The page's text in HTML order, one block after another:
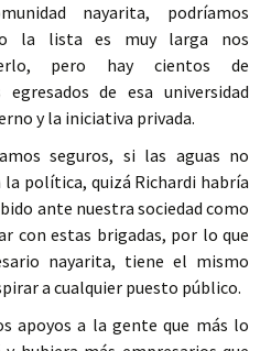
nayarita, podríamos
la lista es muy larga nos
pero hay cientos de
de esa universidad
y la iniciativa privada.
seguros, si las aguas no
política, quizá Richardi habría
ante nuestra sociedad como
con estas brigadas, por lo que
nayarita, tiene el mismo
a cualquier puesto público.
apoyos a la gente que más lo